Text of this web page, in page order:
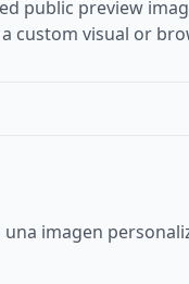
public preview
custom visual or
imagen